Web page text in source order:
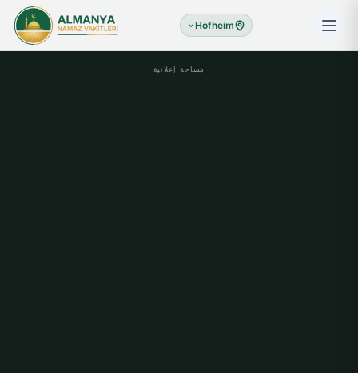
Hofheim
مساحة إعلانية